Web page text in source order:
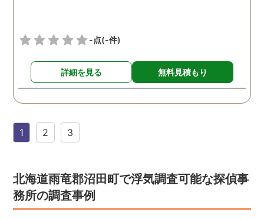
-点(-件)
詳細を見る 無料見積もり
1 2 3
北海道雨竜郡沼田町で浮気調査可能な探偵事
務所の調査事例